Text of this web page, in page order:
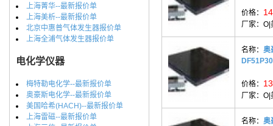
上海菁华--最新报价单
上海美析--最新报价单
北京中惠普气体发生器报价单
上海全浦气体发生器报价单
电化学仪器
梅特勒电化学--最新报价单
奥豪斯电化学--最新报价单
美国哈希(HACH)--最新报价单
上海雷磁--最新报价单
价格：
厂家： O|
名称： 奥
价格：
厂家： O|
名称： 奥